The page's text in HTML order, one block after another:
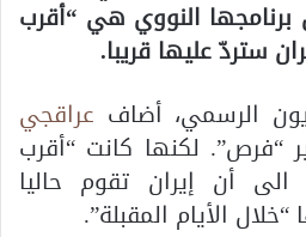
برنامجها النووي هي “أقرب
ستردّ عليها قريبا.
الرسمي، أضاف عراقجي
“فرص”. لكنها كانت “أقرب
أن إيران تقوم حاليا
الأيام المقبلة”.